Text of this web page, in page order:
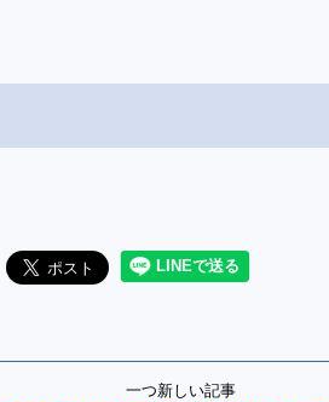
一つ新しい記事